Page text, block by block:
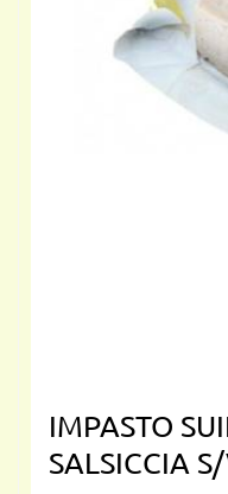
IMPASTO
SALSICCIA